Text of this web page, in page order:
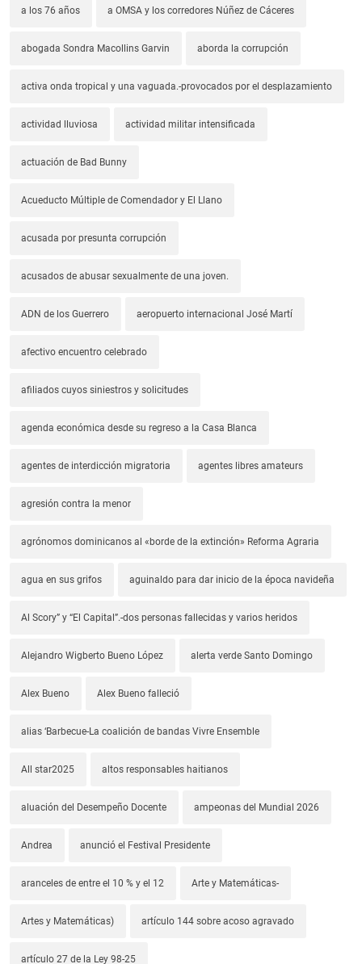
a los 76 años a OMSA y los corredores Núñez de Cáceres
abogada Sondra Macollins Garvin aborda la corrupción
activa onda tropical y una vaguada.-provocados por el desplazamiento
actividad lluviosa actividad militar intensificada
actuación de Bad Bunny
Acueducto Múltiple de Comendador y El Llano
acusada por presunta corrupción
acusados de abusar sexualmente de una joven.
ADN de los Guerrero aeropuerto internacional José Martí
afectivo encuentro celebrado
afiliados cuyos siniestros y solicitudes
agenda económica desde su regreso a la Casa Blanca
agentes de interdicción migratoria agentes libres amateurs
agresión contra la menor
agrónomos dominicanos al «borde de la extinción» Reforma Agraria
agua en sus grifos aguinaldo para dar inicio de la época navideña
Al Scory” y “El Capital”.-dos personas fallecidas y varios heridos
Alejandro Wigberto Bueno López alerta verde Santo Domingo
Alex Bueno Alex Bueno falleció
alias ‘Barbecue-La coalición de bandas Vivre Ensemble
All star2025 altos responsables haitianos
aluación del Desempeño Docente ampeonas del Mundial 2026
Andrea anunció el Festival Presidente
aranceles de entre el 10 % y el 12 Arte y Matemáticas-
Artes y Matemáticas) artículo 144 sobre acoso agravado
artículo 27 de la Ley 98-25